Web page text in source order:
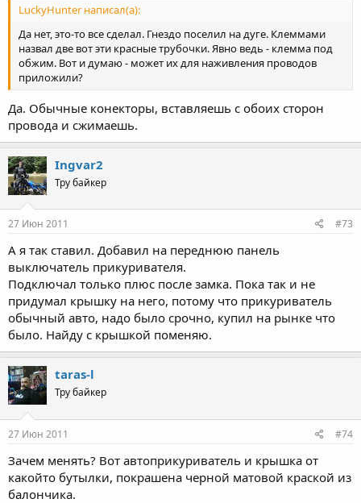
LuckyHunter написал(а):
Да нет, это-то все сделал. Гнездо поселил на дуге. Клеммами
назвал две вот эти красные трубочки. Явно ведь - клемма под
обжим. Вот и думаю - может их для наживления проводов
приложили?
Да. Обычные конекторы, вставляешь с обоих сторон
провода и сжимаешь.
Ingvar2
Тру байкер
27 Июн 2011 #73
А я так ставил. Добавил на переднюю панель
выключатель прикуривателя.
Подключал только плюс после замка. Пока так и не
придумал крышку на него, потому что прикуриватель
обычный авто, надо было срочно, купил на рынке что
было. Найду с крышкой поменяю.
taras-l
Тру байкер
27 Июн 2011 #74
Зачем менять? Вот автоприкуриватель и крышка от
какойто бутылки, покрашена черной матовой краской из
балончика.